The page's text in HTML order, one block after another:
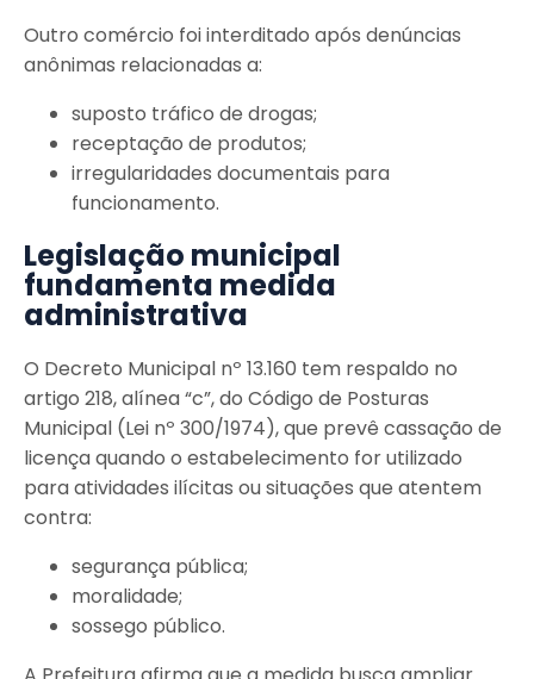
Outro comércio foi interditado após denúncias
anônimas relacionadas a:
suposto tráfico de drogas;
receptação de produtos;
irregularidades documentais para
funcionamento.
Legislação municipal
fundamenta medida
administrativa
O Decreto Municipal nº 13.160 tem respaldo no
artigo 218, alínea “c”, do Código de Posturas
Municipal (Lei nº 300/1974), que prevê cassação de
licença quando o estabelecimento for utilizado
para atividades ilícitas ou situações que atentem
contra:
segurança pública;
moralidade;
sossego público.